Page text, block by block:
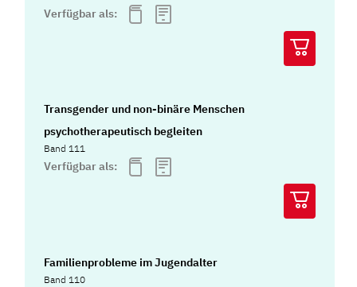
Verfügbar als:
Transgender und non-binäre Menschen
psychotherapeutisch begleiten
Band 111
Verfügbar als:
Familienprobleme im Jugendalter
Band 110